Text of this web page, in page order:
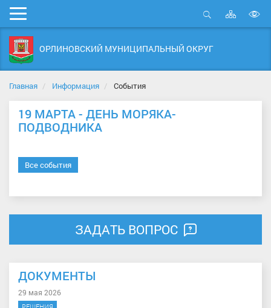
Мобильное
меню
Открыть
Карта
сайта
ОРЛИНОВСКИЙ МУНИЦИПАЛЬНЫЙ ОКРУГ
Главная Информация События
19 МАРТА - ДЕНЬ МОРЯКА-
ПОДВОДНИКА
Все события
ЗАДАТЬ ВОПРОС
ДОКУМЕНТЫ
29 мая 2026
РЕШЕНИЯ